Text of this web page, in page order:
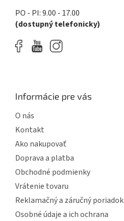
PO - PI: 9.00 - 17.00
(dostupný telefonicky)
Informácie pre vás
O nás
Kontakt
Ako nakupovať
Doprava a platba
Obchodné podmienky
Vrátenie tovaru
Reklamačný a záručný poriadok
Osobné údaje a ich ochrana